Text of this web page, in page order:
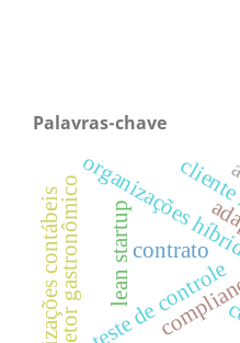
Palavras-chave
organizações
teste de controle
lean startup
setor gastronômico
organizações contábeis contrato